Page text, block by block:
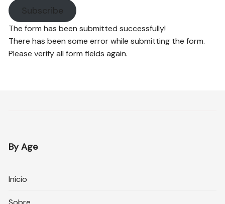
Subscribe
The form has been submitted successfully!
There has been some error while submitting the form.
Please verify all form fields again.
By Age
Início